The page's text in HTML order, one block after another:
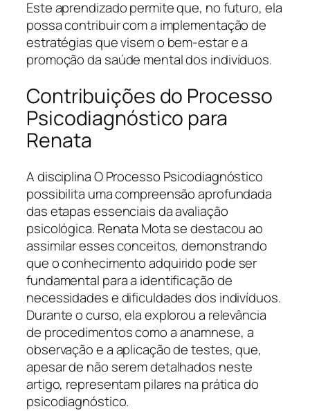
Este aprendizado permite que, no futuro, ela
possa contribuir com a implementação de
estratégias que visem o bem-estar e a
promoção da saúde mental dos indivíduos.
Contribuições do Processo
Psicodiagnóstico para
Renata
A disciplina O Processo Psicodiagnóstico
possibilita uma compreensão aprofundada
das etapas essenciais da avaliação
psicológica. Renata Mota se destacou ao
assimilar esses conceitos, demonstrando
que o conhecimento adquirido pode ser
fundamental para a identificação de
necessidades e dificuldades dos indivíduos.
Durante o curso, ela explorou a relevância
de procedimentos como a anamnese, a
observação e a aplicação de testes, que,
apesar de não serem detalhados neste
artigo, representam pilares na prática do
psicodiagnóstico.